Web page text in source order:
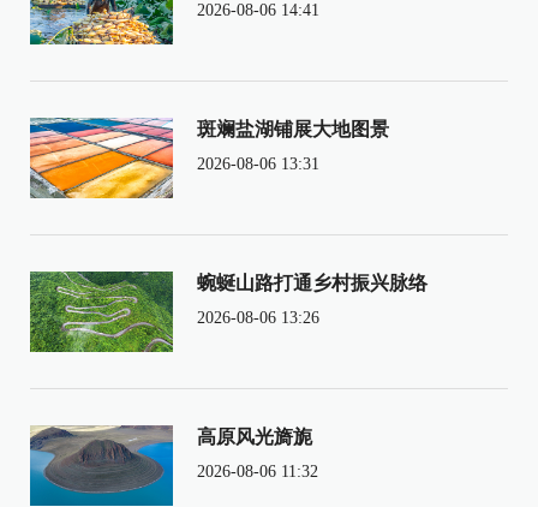
2026-08-06 14:41
斑斓盐湖铺展大地图景
2026-08-06 13:31
蜿蜒山路打通乡村振兴脉络
2026-08-06 13:26
高原风光旖旎
2026-08-06 11:32